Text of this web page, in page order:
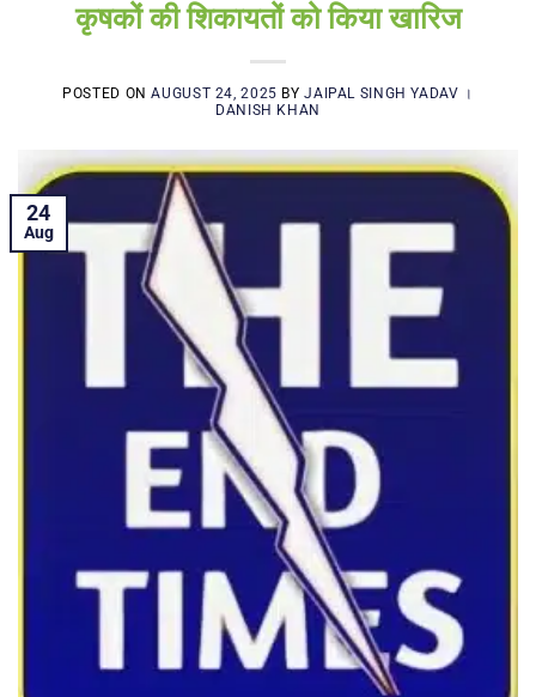
कृषकों की शिकायतों को किया खारिज
POSTED ONAUGUST 24, 2025 BYJAIPAL SINGH YADAV ।
DANISH KHAN
24
Aug